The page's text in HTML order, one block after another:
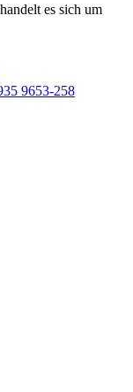
es sich um
9653-258